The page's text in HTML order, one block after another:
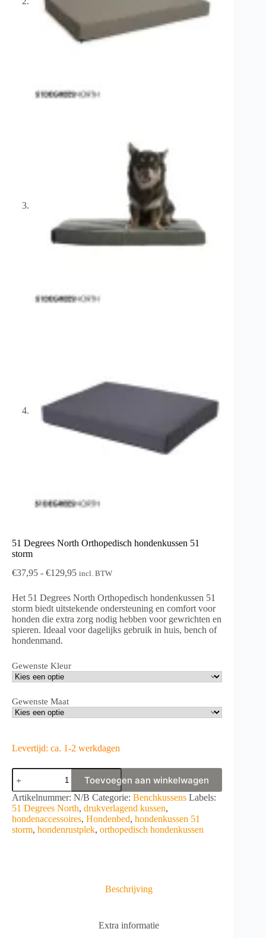
51 Degrees North Orthopedisch hondenkussen 51
storm
€37,95 - €129,95Prijsklasse:
tot
€129,95
incl. BTW
Het 51 Degrees North Orthopedisch hondenkussen 51
storm biedt uitstekende ondersteuning en comfort voor
honden die extra zorg nodig hebben voor gewrichten en
spieren. Ideaal voor dagelijks gebruik in huis, bench of
hondenmand.
Gewenste Kleur
Gewenste Maat
Levertijd: ca. 1-2 werkdagen
51
Degrees
North
Orthopedisch
hondenkussen
51
storm
Toevoegen aan winkelwagen
A
l
t
e
Artikelnummer: N/B Categorie: Benchkussens Labels:
51 Degrees North, drukverlagend kussen,
hondenaccessoires, Hondenbed, hondenkussen 51
storm, hondenrustplek, orthopedisch hondenkussen
Beschrijving
Extra informatie